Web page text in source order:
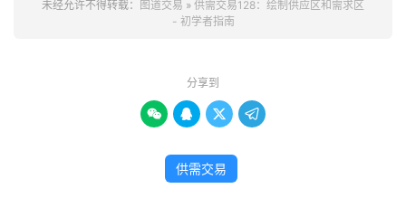
未经允许不得转载： 图道交易 » 供需交易128：绘制供应区和需求区
- 初学者指南
分享到
   
供需交易